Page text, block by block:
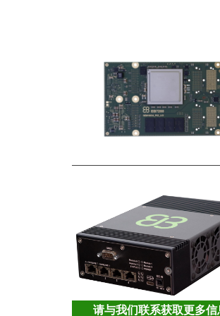
请与我们联系获取更多信